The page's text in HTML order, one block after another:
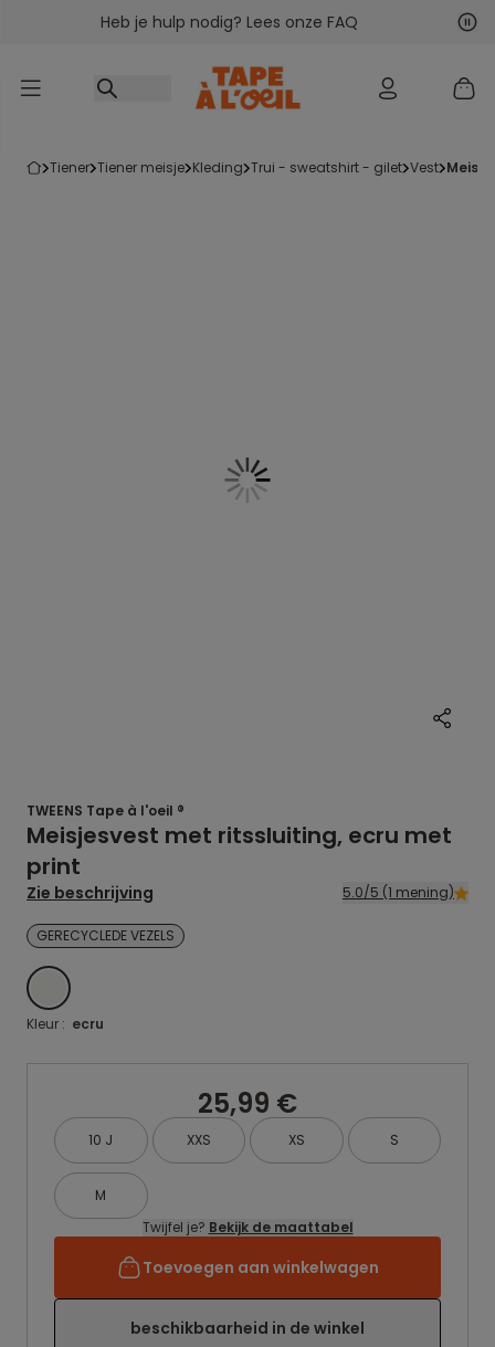
Ga naar inhoudHeb je hulp nodig? Lees onze FAQ
tiener tiener meisje kleding trui - sweatshirt - gilet vest
TWEENS Tape à l'oeil ®
Meisjesvest met ritssluiting, ecru met
print
Zie beschrijving 5.0/5 (1 mening)
GERECYCLEDE VEZELS
ECRU
Kleur : ecru
25,99 €
10 J XXS XS S
M
Twijfel je? Bekijk de maattabel
Toevoegen aan winkelwagen
beschikbaarheid in de winkel